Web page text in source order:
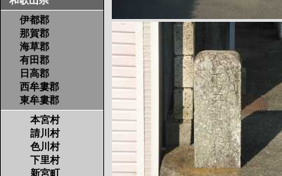
伊都郡
那賀郡
海草郡
有田郡
日高郡
西牟婁郡
東牟婁郡
本宮村
請川村
色川村
下里村
新宮町